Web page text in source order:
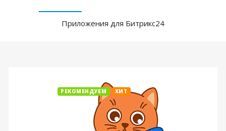
Приложения для Битрикс24
РЕКОМЕНДУЕМ ХИТ